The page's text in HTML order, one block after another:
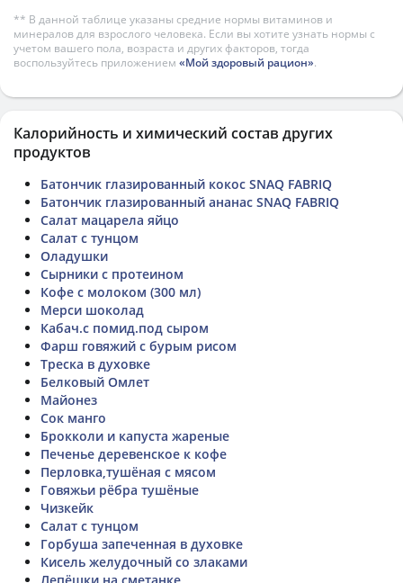
** В данной таблице указаны средние нормы витаминов и
минералов для взрослого человека. Если вы хотите узнать нормы с
учетом вашего пола, возраста и других факторов, тогда
воспользуйтесь приложением «Мой здоровый рацион».
Калорийность и химический состав других
продуктов
Батончик глазированный кокос SNAQ FABRIQ
Батончик глазированный ананас SNAQ FABRIQ
Салат мацарела яйцо
Салат с тунцом
Оладушки
Сырники с протеином
Кофе с молоком (300 мл)
Мерси шоколад
Кабач.с помид.под сыром
Фарш говяжий с бурым рисом
Треска в духовке
Белковый Омлет
Майонез
Сок манго
Брокколи и капуста жареные
Печенье деревенское к кофе
Перловка,тушёная с мясом
Говяжьи рёбра тушёные
Чизкейк
Салат с тунцом
Горбуша запеченная в духовке
Кисель желудочный со злаками